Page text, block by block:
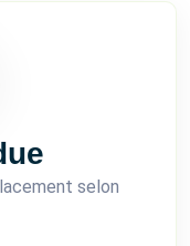
selon